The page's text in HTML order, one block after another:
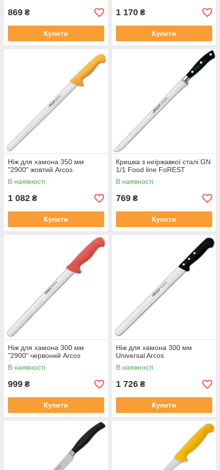
869 ₴
Купити
1 170 ₴
Купити
Ніж для хамона 350 мм
"2900" жовтий Arcos
В наявності
1 082 ₴
Купити
Кришка з неіржавкої сталі GN
1/1 Food line FoREST
В наявності
769 ₴
Купити
Ніж для хамона 300 мм
"2900" червоний Arcos
В наявності
999 ₴
Купити
Ніж для хамона 300 мм
Universal Arcos
В наявності
1 726 ₴
Купити